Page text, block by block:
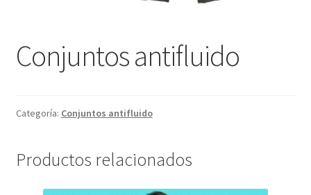
Conjuntos antifluido
Categoría: Conjuntos antifluido
Productos relacionados